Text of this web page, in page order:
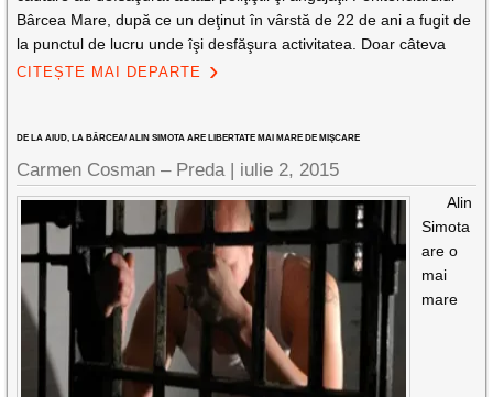
Bârcea Mare, după ce un deţinut în vârstă de 22 de ani a fugit de
la punctul de lucru unde îşi desfăşura activitatea. Doar câteva
CITEȘTE MAI DEPARTE
DE LA AIUD, LA BÂRCEA/ ALIN SIMOTA ARE LIBERTATE MAI MARE DE MIŞCARE
Carmen Cosman – Preda | iulie 2, 2015
Alin
Simota
are o
mai
mare